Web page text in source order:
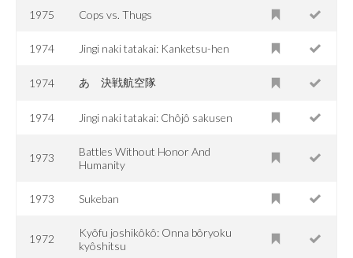
1975 Cops vs. Thugs
1974 Jingi naki tatakai: Kanketsu-hen
1974 あゝ決戦航空隊
1974 Jingi naki tatakai: Chôjô sakusen
1973
Battles Without Honor And
Humanity
1973 Sukeban
1972
Kyôfu joshikôkô: Onna bôryoku
kyôshitsu